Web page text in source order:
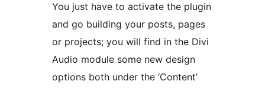
You just have to activate the plugin
and go building your posts, pages
or projects; you will find in the Divi
Audio module some new design
options both under the ‘Content’